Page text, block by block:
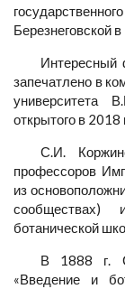
Березнеговской в
Интересный
запечатлено в
университета
открытого в 2018
С.И.
профессоров
из
сообществах)
ботанической
В 1888 г.
«Введение и